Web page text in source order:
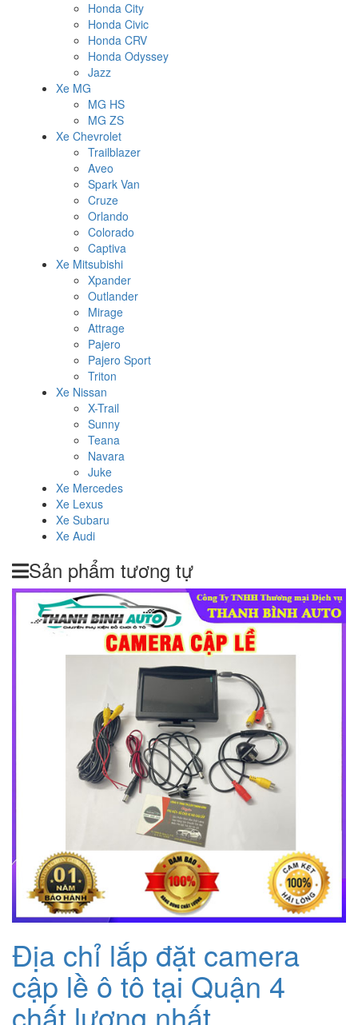
Honda City
Honda Civic
Honda CRV
Honda Odyssey
Jazz
Xe MG
MG HS
MG ZS
Xe Chevrolet
Trailblazer
Aveo
Spark Van
Cruze
Orlando
Colorado
Captiva
Xe Mitsubishi
Xpander
Outlander
Mirage
Attrage
Pajero
Pajero Sport
Triton
Xe Nissan
X-Trail
Sunny
Teana
Navara
Juke
Xe Mercedes
Xe Lexus
Xe Subaru
Xe Audi
Sản phẩm tương tự
Địa chỉ lắp đặt camera
cập lề ô tô tại Quận 4
chất lượng nhất